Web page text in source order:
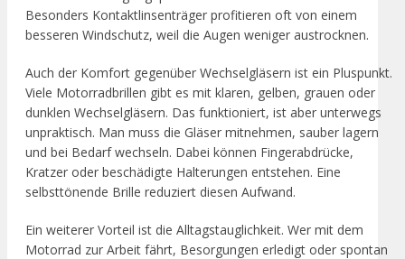
Besonders Kontaktlinsenträger profitieren oft von einem
besseren Windschutz, weil die Augen weniger austrocknen.
Auch der Komfort gegenüber Wechselgläsern ist ein Pluspunkt.
Viele Motorradbrillen gibt es mit klaren, gelben, grauen oder
dunklen Wechselgläsern. Das funktioniert, ist aber unterwegs
unpraktisch. Man muss die Gläser mitnehmen, sauber lagern
und bei Bedarf wechseln. Dabei können Fingerabdrücke,
Kratzer oder beschädigte Halterungen entstehen. Eine
selbsttönende Brille reduziert diesen Aufwand.
Ein weiterer Vorteil ist die Alltagstauglichkeit. Wer mit dem
Motorrad zur Arbeit fährt, Besorgungen erledigt oder spontan